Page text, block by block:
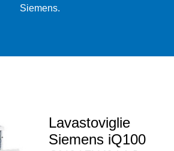
Siemens.
Lavastoviglie
Siemens iQ100